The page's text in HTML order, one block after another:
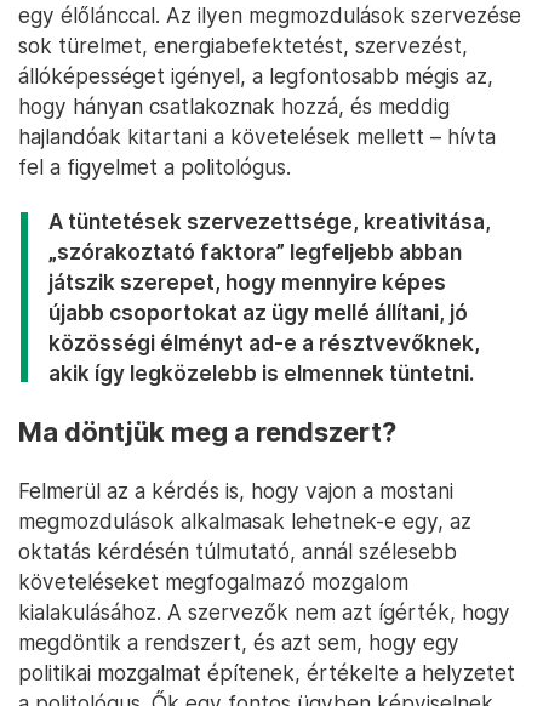
egy élőlánccal. Az ilyen megmozdulások szervezése
sok türelmet, energiabefektetést, szervezést,
állóképességet igényel, a legfontosabb mégis az,
hogy hányan csatlakoznak hozzá, és meddig
hajlandóak kitartani a követelések mellett – hívta
fel a figyelmet a politológus.
A tüntetések szervezettsége, kreativitása,
„szórakoztató faktora” legfeljebb abban
játszik szerepet, hogy mennyire képes
újabb csoportokat az ügy mellé állítani, jó
közösségi élményt ad-e a résztvevőknek,
akik így legközelebb is elmennek tüntetni.
Ma döntjük meg a rendszert?
Felmerül az a kérdés is, hogy vajon a mostani
megmozdulások alkalmasak lehetnek-e egy, az
oktatás kérdésén túlmutató, annál szélesebb
követeléseket megfogalmazó mozgalom
kialakulásához. A szervezők nem azt ígérték, hogy
megdöntik a rendszert, és azt sem, hogy egy
politikai mozgalmat építenek, értékelte a helyzetet